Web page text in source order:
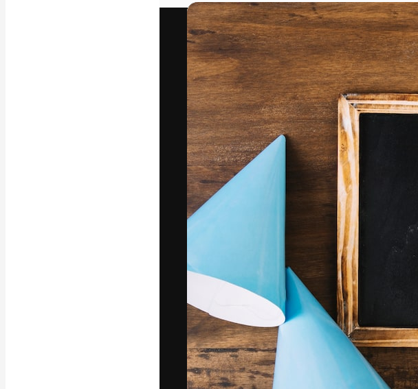
Videot
Videomateriaali
Liikegrafiikka
Videopohjat
Kuvakkeet
3D mallit
Fontit
Luova alusta parhaiden töidesi
toteuttamiseen. Yli miljoona tilaajaa
luovien alojen ammattilaisten, yritysten,
toimistojen ja studioiden joukossa.
Suomi